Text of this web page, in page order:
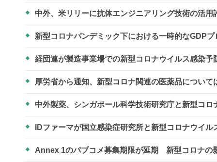
中外、米リリーに抗体エンジニアリング技術の活
新型コロナパンデミック下における一時的なGDP
経団連が製造事業場での新型コロナウイルス感染
厚労省から通知、新型コロナ関連の医薬品につい
中外製薬、シンガポール科学技術研究庁と新型コ
IDファーマが国立感染症研究所と新型コロナウイ
Annex 1のパブコメ募集期限が延期 新型コロナの